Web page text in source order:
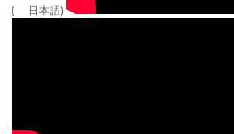
( 日本語)